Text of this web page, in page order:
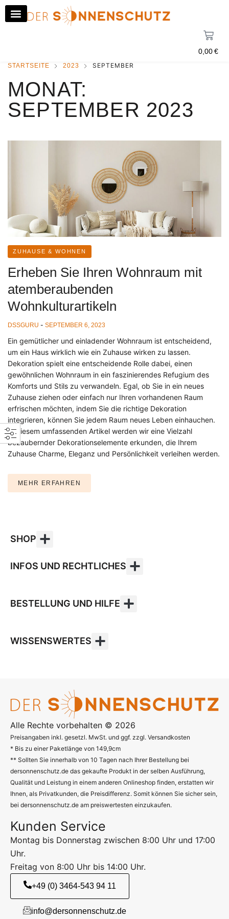
0,00€
STARTSEITE 2023 SEPTEMBER
MONAT:
SEPTEMBER 2023
ZUHAUSE & WOHNEN
Erheben Sie Ihren Wohnraum mit
atemberaubenden
Wohnkulturartikeln
DSSGURU - SEPTEMBER 6, 2023
Ein gemütlicher und einladender Wohnraum ist entscheidend,
um ein Haus wirklich wie ein Zuhause wirken zu lassen.
Dekoration spielt eine entscheidende Rolle dabei, einen
gewöhnlichen Wohnraum in ein faszinierendes Refugium des
Komforts und Stils zu verwandeln. Egal, ob Sie in ein neues
Zuhause ziehen oder einfach nur Ihren vorhandenen Raum
erfrischen möchten, indem Sie die richtige Dekoration
integrieren, können Sie jedem Raum neues Leben einhauchen.
In diesem umfassenden Artikel werden wir eine Vielzahl
bezaubernder Dekorationselemente erkunden, die Ihrem
Zuhause Charme, Eleganz und Persönlichkeit verleihen werden.
MEHR ERFAHREN
SHOP
INFOS UND RECHTLICHES
BESTELLUNG UND HILFE
WISSENSWERTES
Alle Rechte vorbehalten © 2026
Preisangaben inkl. gesetzl. MwSt. und ggf. zzgl. Versandkosten
* Bis zu einer Paketlänge von 149,9cm
** Sollten Sie innerhalb von 10 Tagen nach Ihrer Bestellung bei
dersonnenschutz.de das gekaufte Produkt in der selben Ausführung,
Qualität und Leistung in einem anderen Onlineshop finden, erstatten wir
Ihnen, als Privatkunden, die Preisdifferenz. Somit können Sie sicher sein,
bei dersonnenschutz.de am preiswertesten einzukaufen.
Kunden Service
Montag bis Donnerstag zwischen 8:00 Uhr und 17:00
Uhr.
Freitag von 8:00 Uhr bis 14:00 Uhr.
+49 (0) 3464-543 94 11
info@dersonnenschutz.de